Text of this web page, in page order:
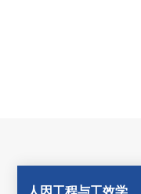
人因工程与工效学